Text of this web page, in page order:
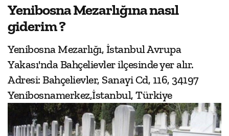
Yenibosna Mezarlığına nasıl
giderim ?
Yenibosna Mezarlığı, İstanbul Avrupa
Yakası'nda Bahçelievler ilçesinde yer alır.
Adresi: Bahçelievler, Sanayi Cd, 116, 34197
Yenibosnamerkez,İstanbul, Türkiye